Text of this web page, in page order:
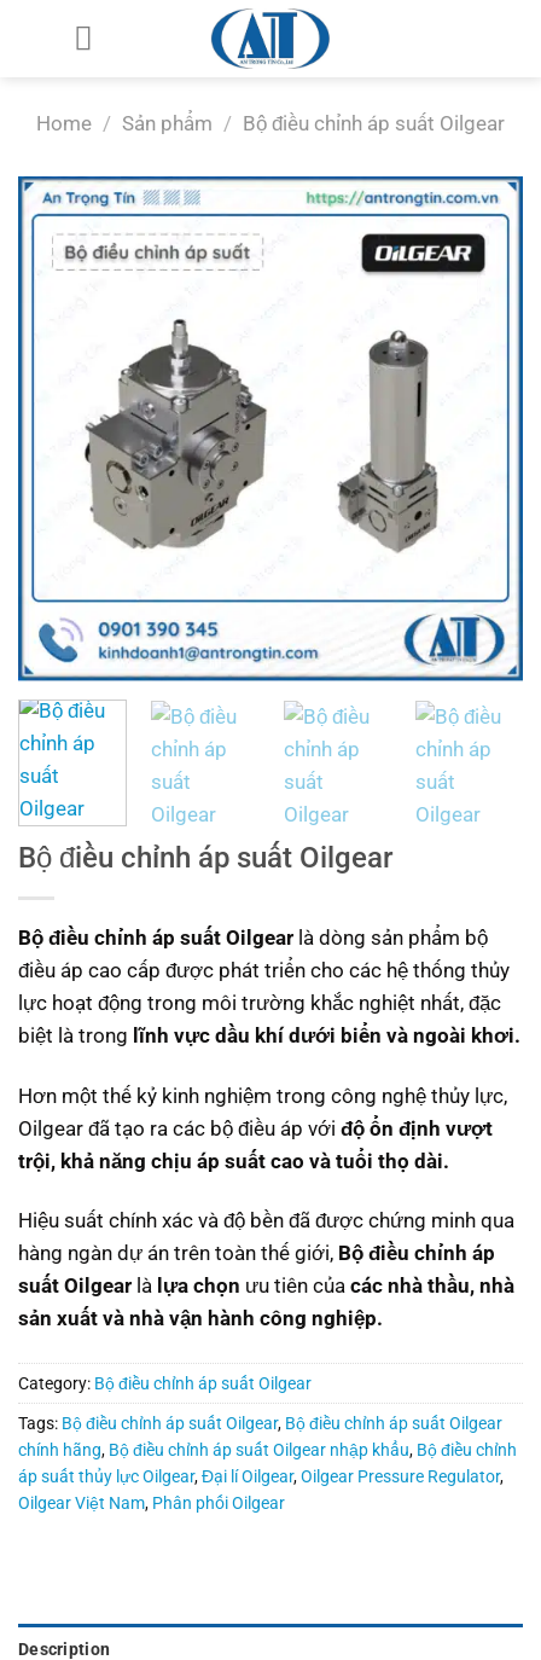
dungHome / Sản phẩm / Bộ điều chỉnh áp suất Oilgear
Bộ điều chỉnh áp suất Oilgear
Bộ điều chỉnh áp suất Oilgear là dòng sản phẩm bộ
điều áp cao cấp được phát triển cho các hệ thống thủy
lực hoạt động trong môi trường khắc nghiệt nhất, đặc
biệt là trong lĩnh vực dầu khí dưới biển và ngoài khơi.
Hơn một thế kỷ kinh nghiệm trong công nghệ thủy lực,
Oilgear đã tạo ra các bộ điều áp với độ ổn định vượt
trội, khả năng chịu áp suất cao và tuổi thọ dài.
Hiệu suất chính xác và độ bền đã được chứng minh qua
hàng ngàn dự án trên toàn thế giới, Bộ điều chỉnh áp
suất Oilgear là lựa chọn ưu tiên của các nhà thầu, nhà
sản xuất và nhà vận hành công nghiệp.
Category: Bộ điều chỉnh áp suất Oilgear
Tags: Bộ điều chỉnh áp suất Oilgear, Bộ điều chỉnh áp suất Oilgear
chính hãng, Bộ điều chỉnh áp suất Oilgear nhập khẩu, Bộ điều chỉnh
áp suất thủy lực Oilgear,Đại lí Oilgear,Oilgear Pressure Regulator,
Oilgear Việt Nam, Phân phối Oilgear
Description